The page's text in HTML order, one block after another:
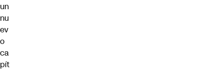
un
nu
ev
o
ca
pít